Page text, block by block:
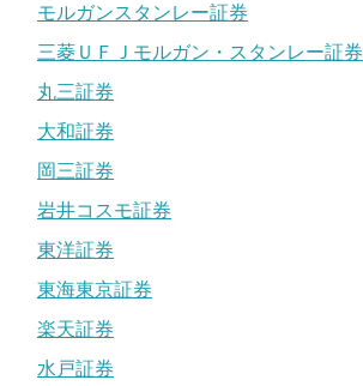
モルガンスタンレー証券
三菱ＵＦＪモルガン・スタンレー証券
丸三証券
大和証券
岡三証券
岩井コスモ証券
東洋証券
東海東京証券
楽天証券
水戸証券